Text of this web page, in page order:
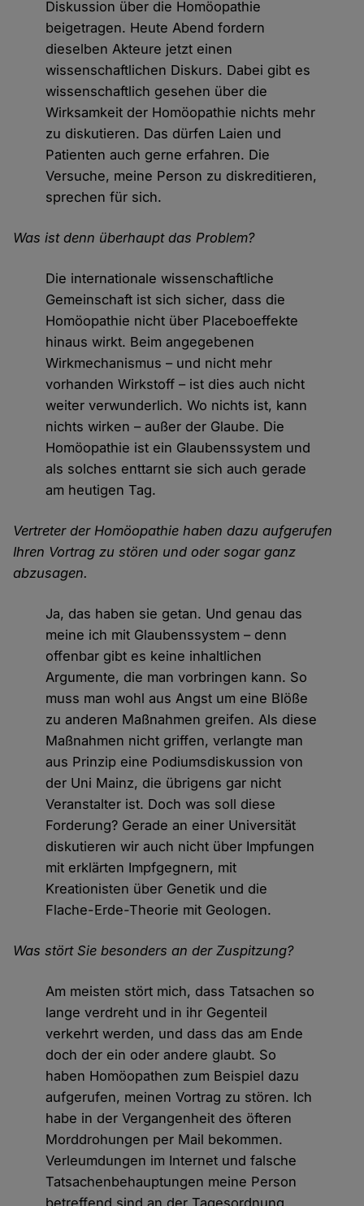
Diskussion über die Homöopathie
beigetragen. Heute Abend fordern
dieselben Akteure jetzt einen
wissenschaftlichen Diskurs. Dabei gibt es
wissenschaftlich gesehen über die
Wirksamkeit der Homöopathie nichts mehr
zu diskutieren. Das dürfen Laien und
Patienten auch gerne erfahren. Die
Versuche, meine Person zu diskreditieren,
sprechen für sich.
Was ist denn überhaupt das Problem?
Die internationale wissenschaftliche
Gemeinschaft ist sich sicher, dass die
Homöopathie nicht über Placeboeffekte
hinaus wirkt. Beim angegebenen
Wirkmechanismus – und nicht mehr
vorhanden Wirkstoff – ist dies auch nicht
weiter verwunderlich. Wo nichts ist, kann
nichts wirken – außer der Glaube. Die
Homöopathie ist ein Glaubenssystem und
als solches enttarnt sie sich auch gerade
am heutigen Tag.
Vertreter der Homöopathie haben dazu aufgerufen
Ihren Vortrag zu stören und oder sogar ganz
abzusagen.
Ja, das haben sie getan. Und genau das
meine ich mit Glaubenssystem – denn
offenbar gibt es keine inhaltlichen
Argumente, die man vorbringen kann. So
muss man wohl aus Angst um eine Blöße
zu anderen Maßnahmen greifen. Als diese
Maßnahmen nicht griffen, verlangte man
aus Prinzip eine Podiumsdiskussion von
der Uni Mainz, die übrigens gar nicht
Veranstalter ist. Doch was soll diese
Forderung? Gerade an einer Universität
diskutieren wir auch nicht über Impfungen
mit erklärten Impfgegnern, mit
Kreationisten über Genetik und die
Flache-Erde-Theorie mit Geologen.
Was stört Sie besonders an der Zuspitzung?
Am meisten stört mich, dass Tatsachen so
lange verdreht und in ihr Gegenteil
verkehrt werden, und dass das am Ende
doch der ein oder andere glaubt. So
haben Homöopathen zum Beispiel dazu
aufgerufen, meinen Vortrag zu stören. Ich
habe in der Vergangenheit des öfteren
Morddrohungen per Mail bekommen.
Verleumdungen im Internet und falsche
Tatsachenbehauptungen meine Person